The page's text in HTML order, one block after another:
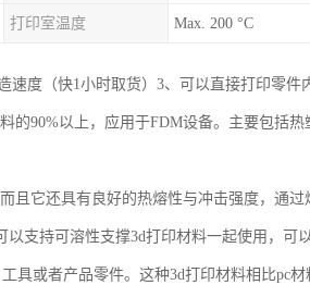
打印室温度 Max. 200 °C
速度（快1小时取货）3、可以直接打印零件
的90%以上，应用于FDM设备。主要包括
且它还具有良好的热熔性与冲击强度，通过
支持可溶性支撑3d打印材料一起使用，可
具或者产品零件。这种3d打印材料相比pc材